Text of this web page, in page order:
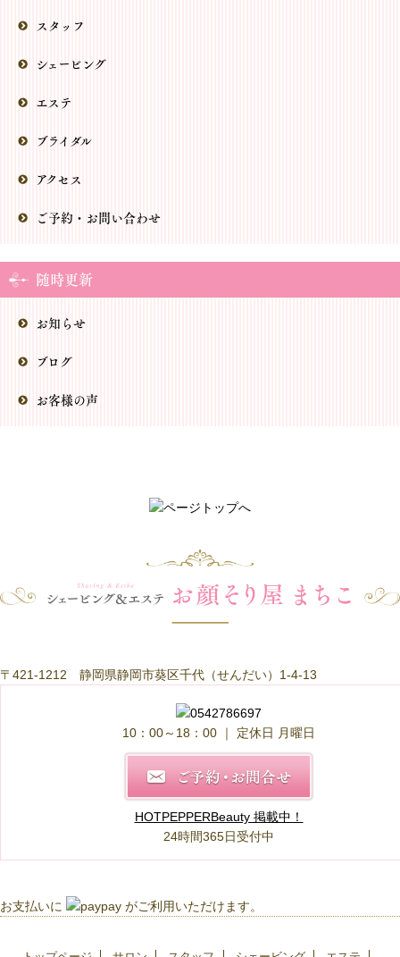
スタッフ
シェービング
エステ
ブライダル
アクセス
ご予約・お問い合わせ
随時更新
お知らせ
ブログ
お客様の声
〒421-1212 静岡県静岡市葵区千代（せんだい）1-4-13
10：00～18：00 ｜ 定休日 月曜日
HOTPEPPERBeauty 掲載中！
24時間365日受付中
お支払いに がご利用いただけます。